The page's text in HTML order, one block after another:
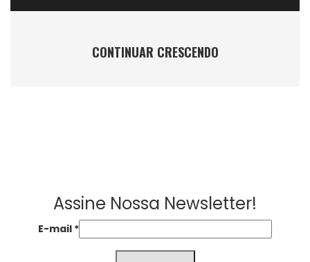
CONTINUAR CRESCENDO
Assine Nossa Newsletter!
E-mail *